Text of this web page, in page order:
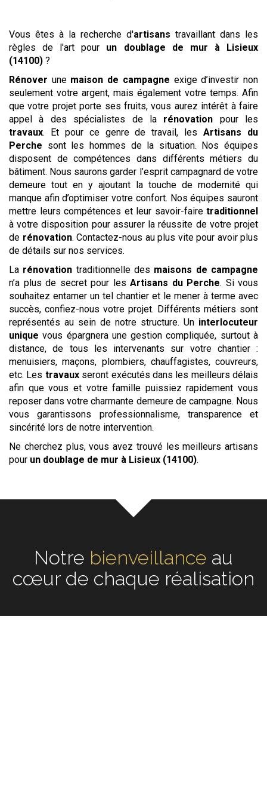
Vous êtes à la recherche d'artisans travaillant dans les
règles de l'art pour un doublage de mur
à Lisieux
(14100) ?
Rénover une maison de campagne exige d’investir non
seulement votre argent, mais également votre temps. Afin
que votre projet porte ses fruits, vous aurez intérêt à faire
appel à des spécialistes de la rénovation pour les
travaux. Et pour ce genre de travail, lesArtisans du
Perche sont les hommes de la situation. Nos équipes
disposent de compétences dans différents métiers du
bâtiment. Nous saurons garder l’esprit campagnard de votre
demeure tout en y ajoutant la touche de modernité qui
manque afin d’optimiser votre confort. Nos équipes sauront
mettre leurs compétences et leur savoir-faire traditionnel
à votre disposition pour assurer la réussite de votre projet
de rénovation. Contactez-nous au plus vite pour avoir plus
de détails sur nos services.
La rénovation traditionnelle des maisons de campagne
n’a plus de secret pour les Artisans du Perche. Si vous
souhaitez entamer un tel chantier et le mener à terme avec
succès, confiez-nous votre projet. Différents métiers sont
représentés au sein de notre structure. Un interlocuteur
unique vous épargnera une gestion compliquée, surtout à
distance, de tous les intervenants sur votre chantier :
menuisiers, maçons, plombiers, chauffagistes, couvreurs,
etc. Les travauxseront exécutés dans les meilleurs délais
afin que vous et votre famille puissiez rapidement vous
reposer dans votre charmante demeure de campagne. Nous
vous garantissons professionnalisme, transparence et
sincérité lors de notre intervention.
Ne cherchez plus, vous avez trouvé les meilleurs artisans
pour un doublage de mur à Lisieux (14100).
Notreécouteau cœur de
chaque réalisation